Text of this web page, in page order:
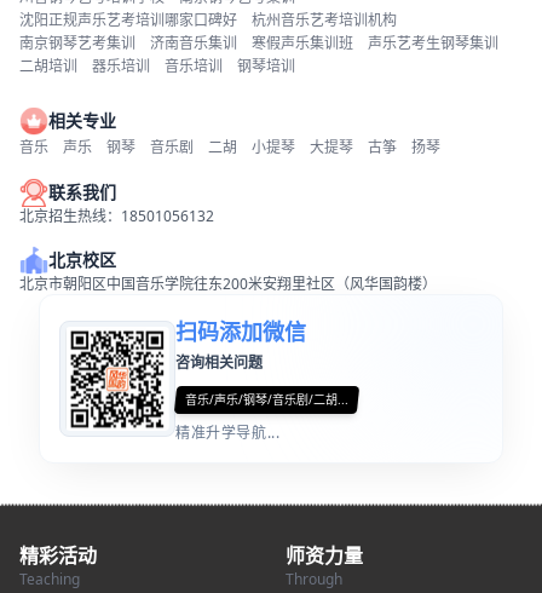
沈阳正规声乐艺考培训哪家口碑好
杭州音乐艺考培训机构
南京钢琴艺考集训
济南音乐集训 寒假声乐集训班
声乐艺考生钢琴集训
二胡培训
器乐培训 音乐培训 钢琴培训
相关专业
音乐 声乐 钢琴 音乐剧 二胡 小提琴 大提琴 古筝 扬琴
联系我们
北京招生热线：18501056132
北京校区
北京市朝阳区中国音乐学院往东200米安翔里社区（风华国韵楼）
扫码添加微信
咨询相关问题
音乐/声乐/钢琴/音乐剧/二胡...
精准升学导航...
精彩活动
Teaching
师资力量
Through